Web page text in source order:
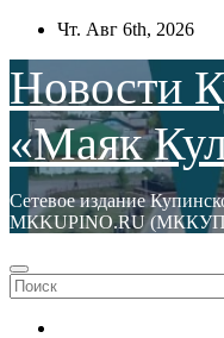
Перейти
содержимому
Чт. Авг 6th, 2026
Новости
«Маяк
Сетевое издание
МКKUPINO.RU